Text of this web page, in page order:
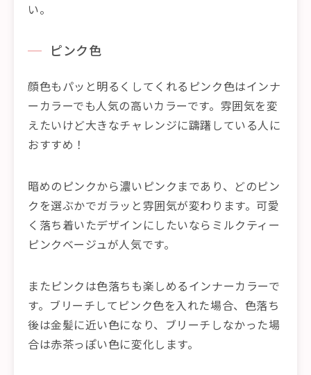
い。
ピンク色
顔色もパッと明るくしてくれるピンク色はインナ
ーカラーでも人気の高いカラーです。雰囲気を変
えたいけど大きなチャレンジに躊躇している人に
おすすめ！
暗めのピンクから濃いピンクまであり、どのピン
クを選ぶかでガラッと雰囲気が変わります。可愛
く落ち着いたデザインにしたいならミルクティー
ピンクベージュが人気です。
またピンクは色落ちも楽しめるインナーカラーで
す。ブリーチしてピンク色を入れた場合、色落ち
後は金髪に近い色になり、ブリーチしなかった場
合は赤茶っぽい色に変化します。